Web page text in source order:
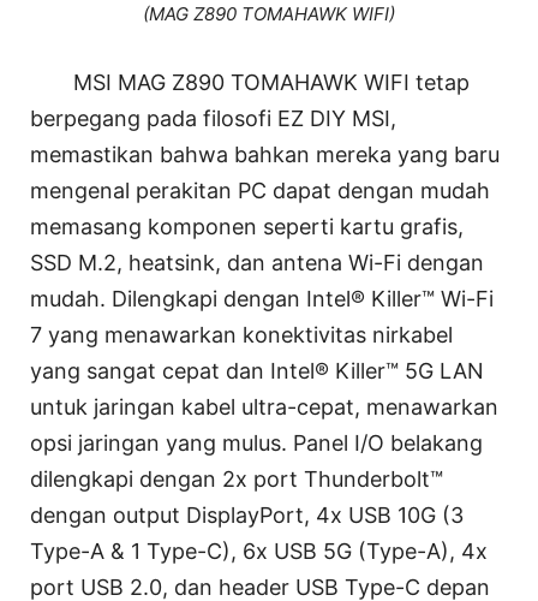
(MAG Z890 TOMAHAWK WIFI)
MSI MAG Z890 TOMAHAWK WIFI tetap
berpegang pada filosofi EZ DIY MSI,
memastikan bahwa bahkan mereka yang baru
mengenal perakitan PC dapat dengan mudah
memasang komponen seperti kartu grafis,
SSD M.2, heatsink, dan antena Wi-Fi dengan
mudah. Dilengkapi dengan Intel® Killer™ Wi-Fi
7 yang menawarkan konektivitas nirkabel
yang sangat cepat dan Intel® Killer™ 5G LAN
untuk jaringan kabel ultra-cepat, menawarkan
opsi jaringan yang mulus. Panel I/O belakang
dilengkapi dengan 2x port Thunderbolt™
dengan output DisplayPort, 4x USB 10G (3
Type-A & 1 Type-C), 6x USB 5G (Type-A), 4x
port USB 2.0, dan header USB Type-C depan